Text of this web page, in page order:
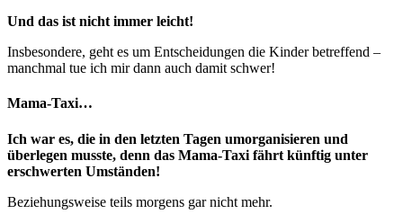
Und das ist nicht immer leicht!
Insbesondere, geht es um Entscheidungen die Kinder betreffend –
manchmal tue ich mir dann auch damit schwer!
Mama-Taxi…
Ich war es, die in den letzten Tagen umorganisieren und
überlegen musste, denn das Mama-Taxi fährt künftig unter
erschwerten Umständen!
Beziehungsweise teils morgens gar nicht mehr.